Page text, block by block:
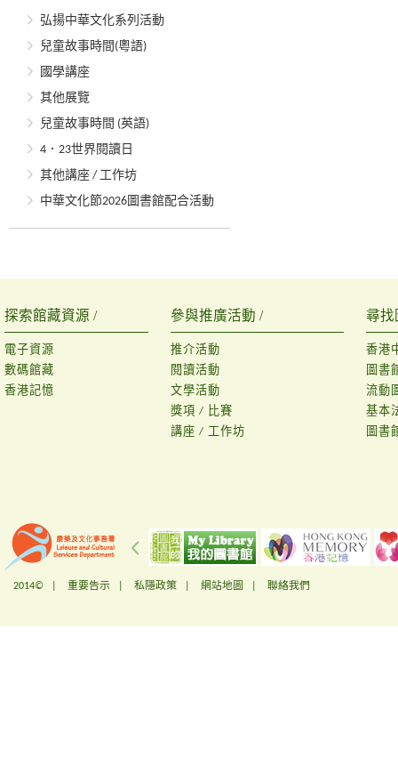
弘揚中華文化系列活動
兒童故事時間(粵語)
國學講座
其他展覽
兒童故事時間 (英語)
4．23世界閱讀日
其他講座 / 工作坊
中華文化節2026圖書館配合活動
探索館藏資源 /
電子資源
數碼館藏
香港記憶
參與推廣活動 /
推介活動
閱讀活動
文學活動
獎項 / 比賽
講座 / 工作坊
尋找
香港
圖書
流動
基本
圖書
2014© | 重要告示 私隱政策 網站地圖 聯絡我們